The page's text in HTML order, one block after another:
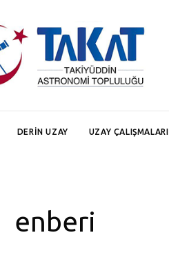
DERIN UZAY UZAY ÇALIŞMALARI
enberi